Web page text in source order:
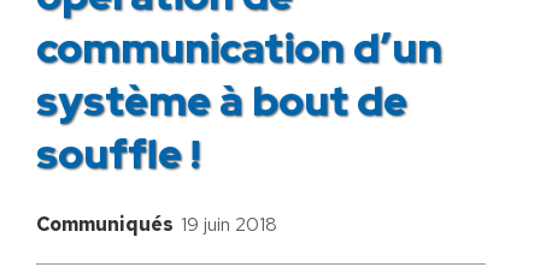
communication d’un
système à bout de
souffle !
Communiqués 19 juin 2018